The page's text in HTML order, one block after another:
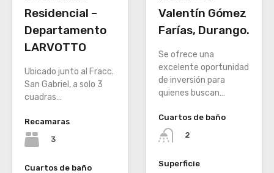
Residencial –
Departamento
LARVOTTO
Ubicado junto al Fracc.
San Gabriel, a solo 3
cuadras…
Recamaras
3
Cuartos de baño
Valentín Gómez
Farías, Durango.
Se ofrece una
excelente oportunidad
de inversión para
quienes buscan…
Cuartos de baño
2
Superficie